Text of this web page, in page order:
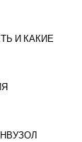
И КАКИЕ